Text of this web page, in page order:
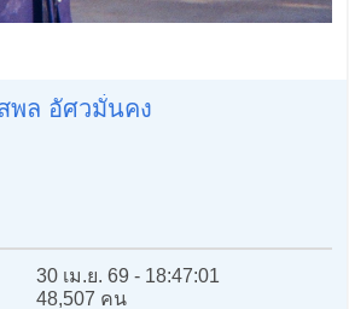
พล อัศวมั่นคง
30 เม.ย. 69 - 18:47:01
48,507 คน